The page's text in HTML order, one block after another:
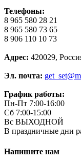
Телефоны:
8 965 580 28 21
8 965 580 73 65
8 906 110 10 73
Адрес: 420029,
Эл. почта:
График работы:
Пн-Пт 7:00-16:00
Сб 7:00-15:00
Вс ВЫХОДНОЙ
В праздничные дни
Напишите нам